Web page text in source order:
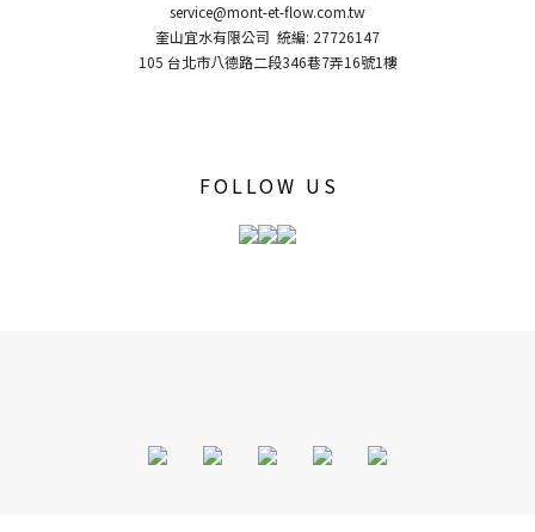
service@mont-et-flow.com.tw
奎山宜水有限公司 統編: 27726147
105 台北市八德路二段346巷7弄16號1樓
FOLLOW US